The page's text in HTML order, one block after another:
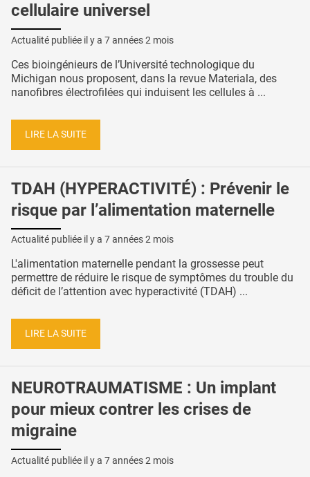
cellulaire universel
Actualité publiée il y a 7 années 2 mois
Ces bioingénieurs de l’Université technologique du
Michigan nous proposent, dans la revue Materiala, des
nanofibres électrofilées qui induisent les cellules à ...
LIRE LA SUITE
TDAH (HYPERACTIVITÉ) : Prévenir le
risque par l’alimentation maternelle
Actualité publiée il y a 7 années 2 mois
L'alimentation maternelle pendant la grossesse peut
permettre de réduire le risque de symptômes du trouble du
déficit de l’attention avec hyperactivité (TDAH) ...
LIRE LA SUITE
NEUROTRAUMATISME : Un implant
pour mieux contrer les crises de
migraine
Actualité publiée il y a 7 années 2 mois